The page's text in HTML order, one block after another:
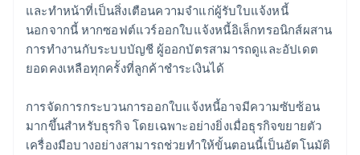
และทำหน้าที่เป็นสิ่งเตือนความจำแก่ผู้รับใบแจ้งหนี้
นอกจากนี้ หากซอฟต์แวร์ออกใบแจ้งหนี้อิเล็กทรอนิกส์ผสาน
การทํางานกับระบบบัญชี ผู้ออกบัตรสามารถดูและอัปเดต
ยอดคงเหลือทุกครั้งที่ลูกค้าชําระเงินได้
การจัดการกระบวนการออกใบแจ้งหนี้อาจมีความซับซ้อน
มากขึ้นสําหรับธุรกิจ โดยเฉพาะอย่างยิ่งเมื่อธุรกิจขยายตัว
เครื่องมือบางอย่างสามารถช่วยทําให้ขั้นตอนนี้เป็นอัตโนมัติ